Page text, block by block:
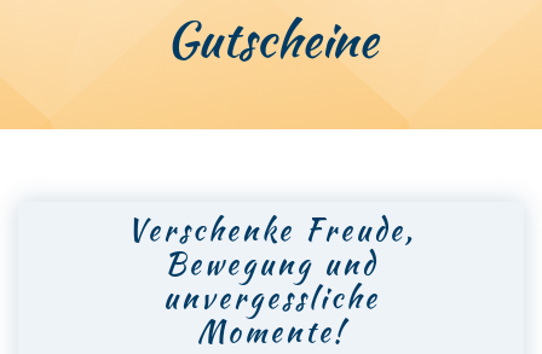
Gutscheine
Verschenke Freude,
Bewegung und
unvergessliche
Momente!